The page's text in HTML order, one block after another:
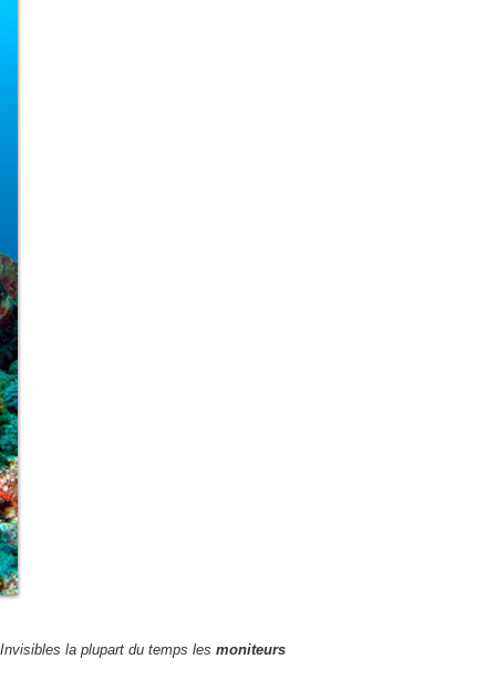
la plupart du temps les moniteurs